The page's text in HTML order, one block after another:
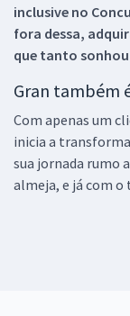
inclusive no
fora dessa,
que tanto
Gran também
Com apenas um
inicia a
sua jornada rumo
almeja, e já com o